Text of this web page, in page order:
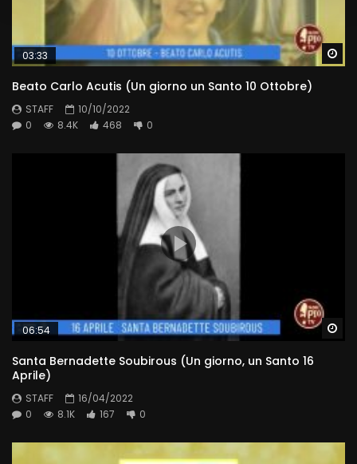
03:33
Beato Carlo Acutis (Un giorno un Santo 10 Ottobre)
STAFF
10/10/2022
0
8.4K 468 0
06:54
Santa Bernadette Soubirous (Un giorno, un Santo 16
Aprile)
STAFF
16/04/2022
0
8.1K 167 0